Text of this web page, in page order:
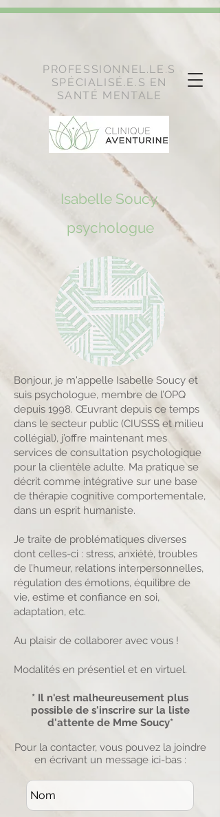
PROFESSIONNEL.LE.S
SPÉCIALISÉ.E.S EN
SANTÉ MENTALE
Isabelle Soucy,
psychologue
Bonjour, je m'appelle Isabelle Soucy et
suis psychologue, membre de l’OPQ
depuis 1998. Œuvrant depuis ce temps
dans le secteur public (CIUSSS et milieu
collégial), j’offre maintenant mes
services de consultation psychologique
pour la clientèle adulte. Ma pratique se
décrit comme intégrative sur une base
de thérapie cognitive comportementale,
dans un esprit humaniste.
Je traite de problématiques diverses
dont celles-ci : stress, anxiété, troubles
de l’humeur, relations interpersonnelles,
régulation des émotions, équilibre de
vie, estime et confiance en soi,
adaptation, etc.
Au plaisir de collaborer avec vous !
Modalités en présentiel et en virtuel.
* Il n'est malheureusement plus
possible de s'inscrire sur la liste
d'attente de Mme Soucy*
Pour la contacter, vous pouvez la joindre
en écrivant un message ici-bas :